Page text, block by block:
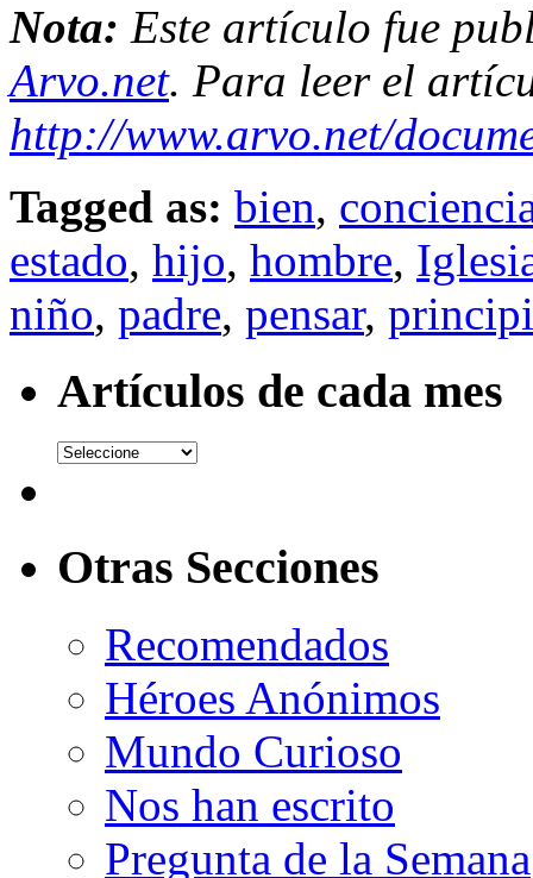
Nota: Este artículo fue
Arvo.net. Para leer el
http://www.arvo.net/
Tagged as: bien,
estado, hijo, hombre,
niño, padre, pensar,
Artículos de cada mes
Otras Secciones
Recomendados
Héroes Anónimos
Mundo Curioso
Nos han escrito
Pregunta de la Semana